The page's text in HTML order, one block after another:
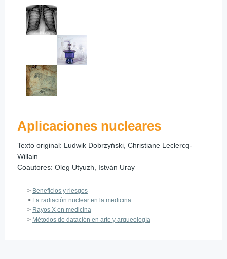
Aplicaciones nucleares
Texto original: Ludwik Dobrzyński, Christiane Leclercq-
Willain
Coautores: Oleg Utyuzh, István Uray
> Beneficios y riesgos
> La radiación nuclear en la medicina
> Rayos X en medicina
> Métodos de datación en arte y arqueología